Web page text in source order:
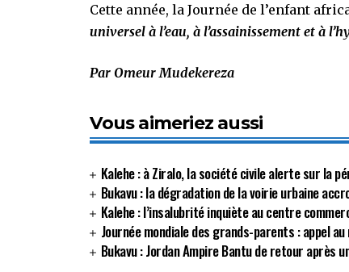
Cette année, la Journée de l’enfant
universel à l’eau, à l’assainissement et à
Par Omeur Mudekereza
Vous aimeriez aussi
Kalehe : à Ziralo, la société civile alerte sur la
Bukavu : la dégradation de la voirie urbaine
Kalehe : l’insalubrité inquiète au centre
Journée mondiale des grands-parents : appel
Bukavu : Jordan Ampire Bantu de retour après